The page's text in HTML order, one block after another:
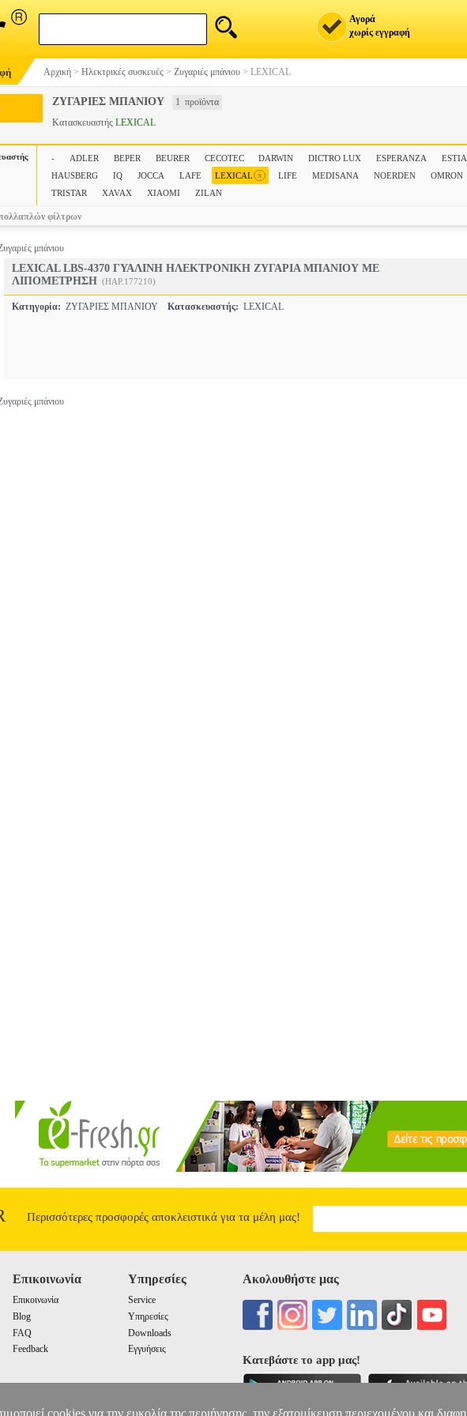
Αγορά
χωρίς εγγραφή
Αρχική > Ηλεκτρικές συσκευές > Ζυγαριές μπάνιου > LEXICAL
ΖΥΓΑΡΙΕΣ ΜΠΑΝΙΟΥ 1 προϊόντα
Κατασκευαστής LEXICAL
- ADLER BEPER BEURER CECOTEC DARWIN DICTRO LUX ESPERANZA ESTIA
HAUSBERG
IQ JOCCA LAFE LEXICAL x LIFE MEDISANA NOERDEN OMRON
TRISTAR
XAVAX XIAOMI ZILAN
φίλτρων
μπάνιου
LEXICAL LBS-4370 ΓΥΑΛΙΝΗ ΗΛΕΚΤΡΟΝΙΚΗ ΖΥΓΑΡΙΑ ΜΠΑΝΙΟΥ ΜΕ
ΛΙΠΟΜΕΤΡΗΣΗ (HAP.177210)
Κατηγορία: ΖΥΓΑΡΙΕΣ ΜΠΑΝΙΟΥ Κατασκευαστής: LEXICAL
μπάνιου
Περισσότερες προσφορές αποκλειστικά για τα μέλη μας!
Επικοινωνία
Επικοινωνία
Blog
FAQ
Feedback
Υπηρεσίες
Service
Υπηρεσίες
Downloads
Εγγυήσεις
Ακολουθήστε μας
Κατεβάστε το app μας!